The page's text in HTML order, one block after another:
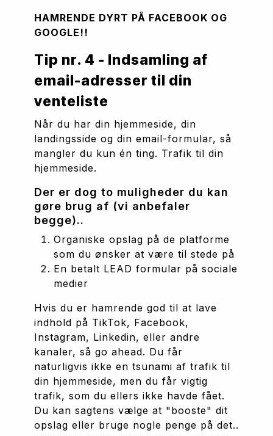
HAMRENDE DYRT PÅ FACEBOOK OG
GOOGLE!!
Tip nr. 4 - Indsamling af
email-adresser til din
venteliste
Når du har din hjemmeside, din
landingsside og din email-formular, så
mangler du kun én ting. Trafik til din
hjemmeside.
Der er dog to muligheder du kan
gøre brug af (vi anbefaler
begge)..
Organiske opslag på de platforme
som du ønsker at være til stede på
En betalt LEAD formular på sociale
medier
Hvis du er hamrende god til at lave
indhold på TikTok, Facebook,
Instagram, Linkedin, eller andre
kanaler, så go ahead. Du får
naturligvis ikke en tsunami af trafik til
din hjemmeside, men du får vigtig
trafik, som du ellers ikke havde fået.
Du kan sagtens vælge at "booste" dit
opslag eller bruge nogle penge på det..